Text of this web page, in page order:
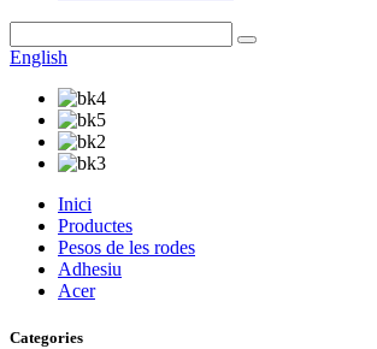
English
Inici
Productes
Pesos de les rodes
Adhesiu
Acer
Categories